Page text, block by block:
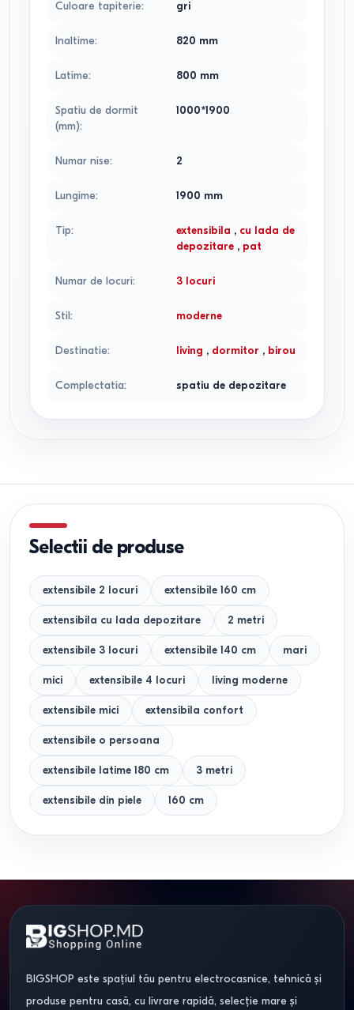
Culoare tapiterie: gri
Inaltime: 820 mm
Latime: 800 mm
Spatiu de dormit
(mm):
1000*1900
Numar nise: 2
Lungime: 1900 mm
Tip: extensibila , cu lada de
depozitare , pat
Numar de locuri: 3 locuri
Stil: moderne
Destinatie: living , dormitor , birou
Complectatia: spatiu de depozitare
Selectii de produse
extensibile 2 locuri extensibile 160 cm
extensibila cu lada depozitare 2 metri
extensibile 3 locuri extensibile 140 cm mari
mici extensibile 4 locuri living moderne
extensibile mici extensibila confort
extensibile o persoana
extensibile latime 180 cm 3 metri
extensibile din piele 160 cm
BIGSHOP este spațiul tău pentru electrocasnice, tehnică și
produse pentru casă, cu livrare rapidă, selecție mare și